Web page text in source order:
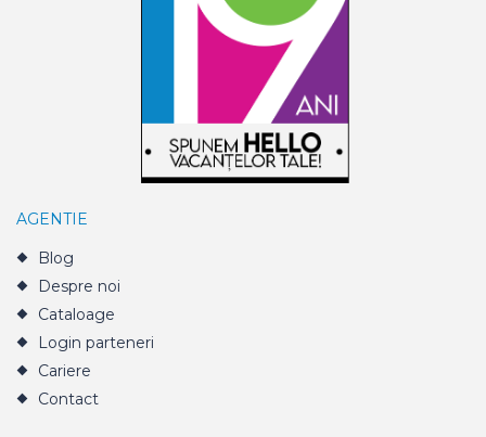
AGENTIE
Blog
Despre noi
Cataloage
Login parteneri
Cariere
Contact